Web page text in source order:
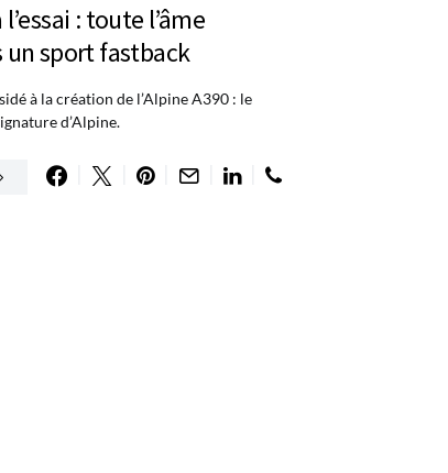
: toute l’âme
un sport fastback
à la création de l’Alpine A390 : le
d’Alpine.